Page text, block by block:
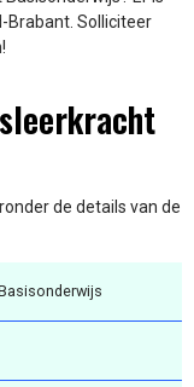
Brabant. Solliciteer
de details van de